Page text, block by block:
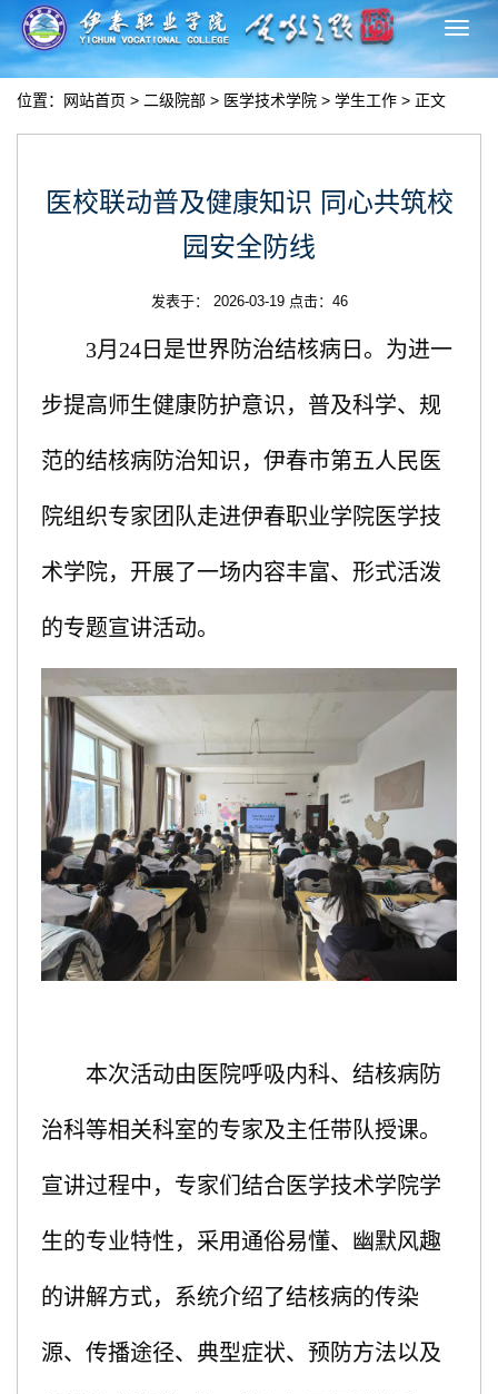
切
换
位置： 网站首页 > 二级院部 > 医学技术学院 > 学生工作 > 正文
医校联动普及健康知识 同心共筑校
园安全防线
发表于： 2026-03-19 点击： 46
3月24日是世界防治结核病日。为进一
步提高师生健康防护意识，普及科学、规
范的结核病防治知识，伊春市第五人民医
院组织专家团队走进伊春职业学院医学技
术学院，开展了一场内容丰富、形式活泼
的专题宣讲活动。
本次活动由医院呼吸内科、结核病防
治科等相关科室的专家及主任带队授课。
宣讲过程中，专家们结合医学技术学院学
生的专业特性，采用通俗易懂、幽默风趣
的讲解方式，系统介绍了结核病的传染
源、传播途径、典型症状、预防方法以及